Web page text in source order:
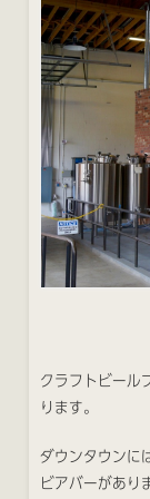
クラフトビール
ります。
ダウンタウンに
ビアバーがあり